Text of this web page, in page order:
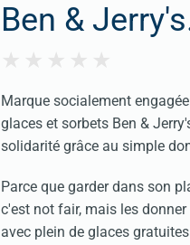
Ben &
Marque socialement
glaces et sorbets Ben &
solidarité grâce au simple
Parce que garder dans son
c'est not fair, mais les
avec plein de glaces